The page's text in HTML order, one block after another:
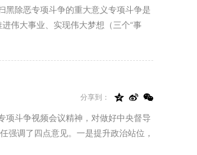
黑除恶专项斗争的重大意义专项斗争是
伟大事业、实现伟大梦想（三个“事
分享到：   
斗争视频会议精神，对做好中央督导
调了四点意见。一是提升政治站位，